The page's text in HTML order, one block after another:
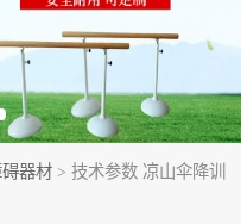
器材 > 技术参数 凉山伞降训
体操垫
攀爬架
400米障碍器材1